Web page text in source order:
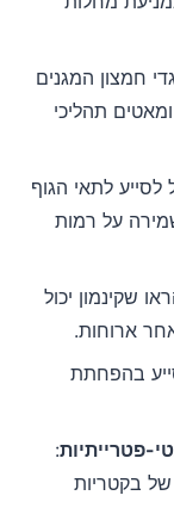
חמצון המגנים
תהליכי
לסייע לתאי הגוף
על רמות
שקינמון יכול
ארוחות.
בהפחתת
פטרייתיות:
של בקטריות